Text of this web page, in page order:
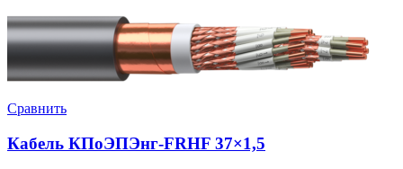
Сравнить
Кабель КПоЭПЭнг-FRHF 37×1,5